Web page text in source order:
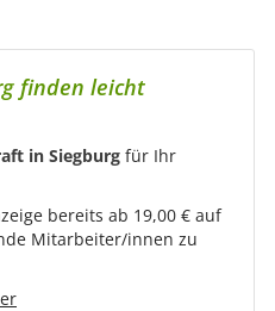
finden leicht
in Siegburg für Ihr
bereits ab 19,00 € auf
Mitarbeiter/innen zu